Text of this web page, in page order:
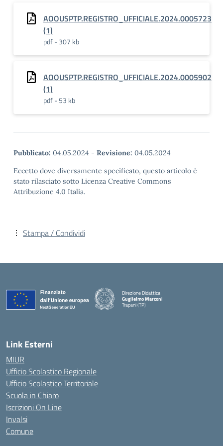
AOOUSPTP.REGISTRO_UFFICIALE.2024.0005723
(1)
pdf - 307 kb
AOOUSPTP.REGISTRO_UFFICIALE.2024.0005902
(1)
pdf - 53 kb
Pubblicato: 04.05.2024 - Revisione: 04.05.2024
Eccetto dove diversamente specificato, questo articolo è
stato rilasciato sotto Licenza Creative Commons
Attribuzione 4.0 Italia.
Stampa / Condividi
Direzione Didattica
Guglielmo Marconi
Trapani (TP)
Link Esterni
MIUR
Ufficio Scolastico Regionale
Ufficio Scolastico Territoriale
Scuola in Chiaro
Iscrizioni On Line
Invalsi
Comune